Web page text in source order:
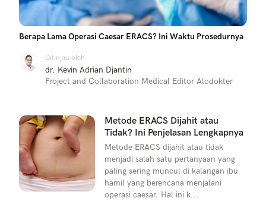
Berapa Lama Operasi Caesar ERACS? Ini Waktu Prosedurnya
Ditinjau oleh
dr. Kevin Adrian Djantin
Project and Collaboration Medical Editor Alodokter
Metode ERACS Dijahit atau
Tidak? Ini Penjelasan Lengkapnya
Metode ERACS dijahit atau tidak
menjadi salah satu pertanyaan yang
paling sering muncul di kalangan ibu
hamil yang berencana menjalani
operasi caesar. Hal ini k...